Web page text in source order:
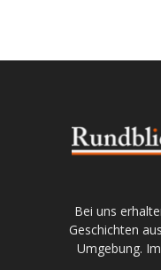
Bei uns
Geschichten
Umgebung.